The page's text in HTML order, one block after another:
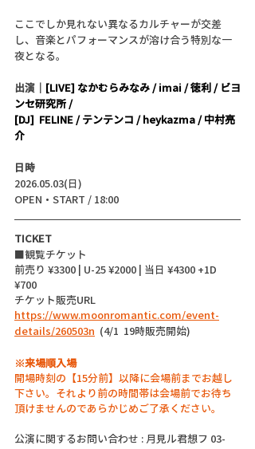
ここでしか見れない異なるカルチャーが交差
し、音楽とパフォーマンスが溶け合う特別な一
夜となる。
出演｜ [LIVE] なかむらみなみ / imai / 徳利 / ビヨ
ンセ研究所 /
[DJ]  FELINE / テンテンコ / heykazma / 中村亮
介
日時
2026.05.03(日)
OPEN・START / 18:00
TICKET
■観覧チケット
前売り ¥3300 | U-25 ¥2000 | 当日 ¥4300 +1D
¥700
チケット販売URL
https://www.moonromantic.com/event-
details/260503n (4/1  19時販売開始)
※来場順入場
開場時刻の【15分前】以降に会場前までお越し
下さい。それより前の時間帯は会場前でお待ち
頂けませんのであらかじめご了承ください。
公演に関するお問い合わせ : 月見ル君想フ 03-